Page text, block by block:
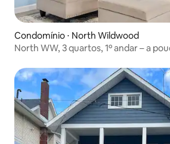
Condomínio ⋅ North Wildwood
North WW, 3 quartos, 1º andar – a